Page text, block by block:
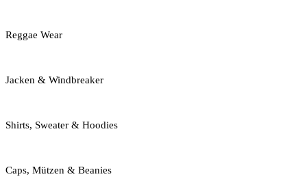
Reggae Wear
Jacken & Windbreaker
Shirts, Sweater & Hoodies
Caps, Mützen & Beanies